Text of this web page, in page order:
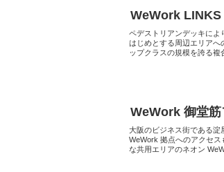
WeWork LINKS
ペデストリアンデッキによ
はじめとする周辺エリアへ
ップクラスの規模を誇る複
WeWork 御堂
大阪のビジネス街である淀
WeWork 拠点へのアクセ
な共用エリアのネオン